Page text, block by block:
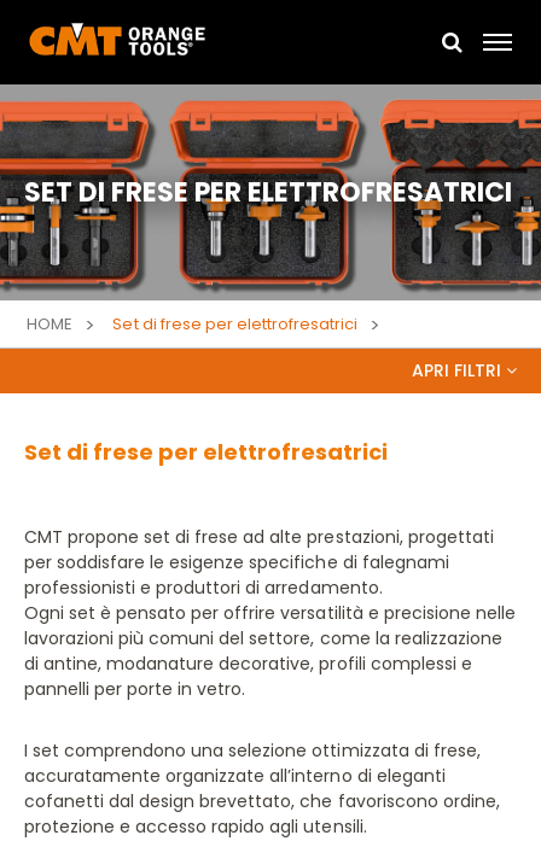
SET DI FRESE PER ELETTROFRESATRICI
HOME Set di frese per elettrofresatrici
APRI FILTRI
Ricerca per codice ricambio
Set di frese per elettrofresatrici
CMT propone set di frese ad alte prestazioni, progettati
per soddisfare le esigenze specifiche di falegnami
professionisti e produttori di arredamento.
Ogni set è pensato per offrire versatilità e precisione nelle
lavorazioni più comuni del settore, come la realizzazione
di antine, modanature decorative, profili complessi e
pannelli per porte in vetro.
I set comprendono una selezione ottimizzata di frese,
accuratamente organizzate all’interno di eleganti
cofanetti dal design brevettato, che favoriscono ordine,
protezione e accesso rapido agli utensili.